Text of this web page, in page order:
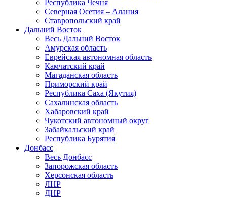
Республика Чечня
Северная Осетия – Алания
Ставропольский край
Дальний Восток
Весь Дальний Восток
Амурская область
Еврейская автономная область
Камчатский край
Магаданская область
Приморский край
Республика Саха (Якутия)
Сахалинская область
Хабаровский край
Чукотский автономный округ
Забайкальский край
Республика Бурятия
Донбасс
Весь Донбасс
Запорожская область
Херсонская область
ЛНР
ДНР